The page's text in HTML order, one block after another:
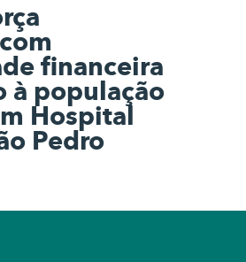
financeira
à população
Hospital
Pedro